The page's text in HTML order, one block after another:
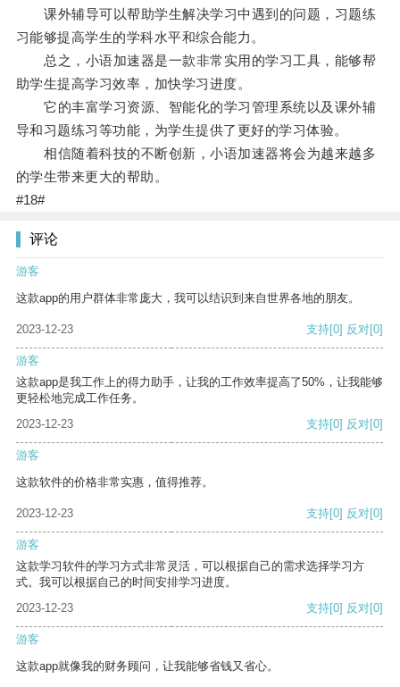
课外辅导可以帮助学生解决学习中遇到的问题，习题练
习能够提高学生的学科水平和综合能力。
总之，小语加速器是一款非常实用的学习工具，能够帮
助学生提高学习效率，加快学习进度。
它的丰富学习资源、智能化的学习管理系统以及课外辅
导和习题练习等功能，为学生提供了更好的学习体验。
相信随着科技的不断创新，小语加速器将会为越来越多
的学生带来更大的帮助。
#18#
评论
游客
这款app的用户群体非常庞大，我可以结识到来自世界各地的朋友。
2023-12-23 支持[0] 反对[0]
游客
这款app是我工作上的得力助手，让我的工作效率提高了50%，让我能够
更轻松地完成工作任务。
2023-12-23
支持[0] 反对[0]
游客
这款软件的价格非常实惠，值得推荐。
2023-12-23 支持[0] 反对[0]
游客
这款学习软件的学习方式非常灵活，可以根据自己的需求选择学习方
式。我可以根据自己的时间安排学习进度。
2023-12-23
支持[0] 反对[0]
游客
这款app就像我的财务顾问，让我能够省钱又省心。